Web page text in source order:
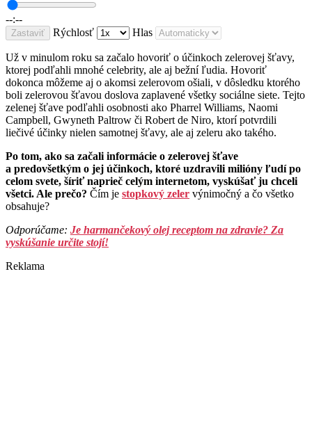
--:--
Zastaviť Rýchlosť Hlas
Už v minulom roku sa začalo hovoriť o účinkoch zelerovej šťavy,
ktorej podľahli mnohé celebrity, ale aj bežní ľudia. Hovoriť
dokonca môžeme aj o akomsi zelerovom ošiali, v dôsledku ktorého
boli zelerovou šťavou doslova zaplavené všetky sociálne siete. Tejto
zelenej šťave podľahli osobnosti ako Pharrel Williams, Naomi
Campbell, Gwyneth Paltrow či Robert de Niro, ktorí potvrdili
liečivé účinky nielen samotnej šťavy, ale aj zeleru ako takého.
Po tom, ako sa začali informácie o zelerovej šťave
a predovšetkým o jej účinkoch, ktoré uzdravili milióny ľudí po
celom svete, šíriť naprieč celým internetom, vyskúšať ju chceli
všetci. Ale prečo? Čím je stopkový zeler výnimočný a čo všetko
obsahuje?
Odporúčame: Je harmančekový olej receptom na zdravie? Za
vyskúšanie určite stojí!
Reklama